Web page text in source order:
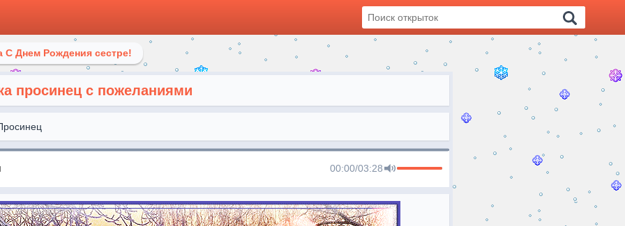
С Днем Рождения сестре!
просинец с пожеланиями
00:00/03:28